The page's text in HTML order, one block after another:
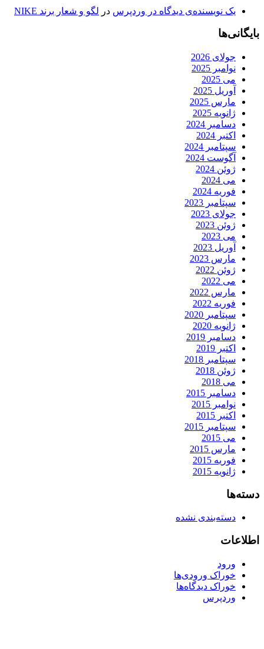
یک نویسنده‌ی دیدگاه در وردپرس در لگو و شعار برند NIKE
بایگانی‌ها
جولای 2026
نوامبر 2025
می 2025
آوریل 2025
مارس 2025
ژانویه 2025
دسامبر 2024
اکتبر 2024
سپتامبر 2024
آگوست 2024
ژوئن 2024
می 2024
فوریه 2024
سپتامبر 2023
جولای 2023
ژوئن 2023
می 2023
آوریل 2023
مارس 2023
ژوئن 2022
می 2022
مارس 2022
فوریه 2022
سپتامبر 2020
ژانویه 2020
دسامبر 2019
اکتبر 2019
سپتامبر 2018
ژوئن 2018
می 2018
دسامبر 2015
نوامبر 2015
اکتبر 2015
سپتامبر 2015
می 2015
مارس 2015
فوریه 2015
ژانویه 2015
دسته‌ها
دسته‌بندی نشده
اطلاعات
ورود
خوراک ورودی‌ها
خوراک دیدگاه‌ها
وردپرس